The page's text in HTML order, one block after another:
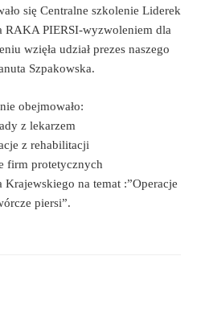
się Centralne szkolenie Liderek
RAKA PIERSI-wyzwoleniem dla
wzięła udział prezes naszego
Szpakowska.
obejmowało:
z lekarzem
z rehabilitacji
firm protetycznych
Krajewskiego na temat :”Operacje
piersi”.